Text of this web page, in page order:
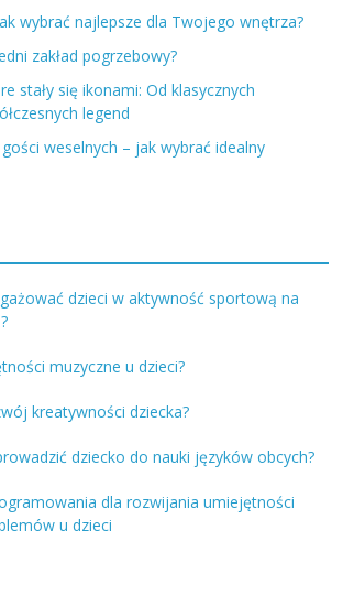
wybrać najlepsze dla Twojego wnętrza?
zakład pogrzebowy?
stały się ikonami: Od klasycznych
legend
weselnych – jak wybrać idealny
dzieci w aktywność sportową na
muzyczne u dzieci?
kreatywności dziecka?
dziecko do nauki języków obcych?
dla rozwijania umiejętności
u dzieci